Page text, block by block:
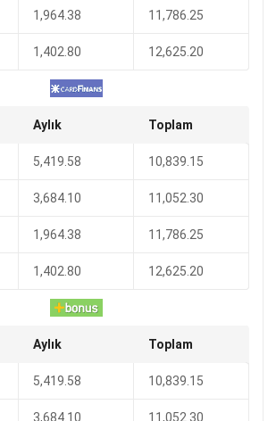
1,964.38 11,786.25
1,402.80 12,625.20
Aylık Toplam
5,419.58 10,839.15
3,684.10 11,052.30
1,964.38 11,786.25
1,402.80 12,625.20
Aylık Toplam
5,419.58 10,839.15
3,684.10 11,052.30